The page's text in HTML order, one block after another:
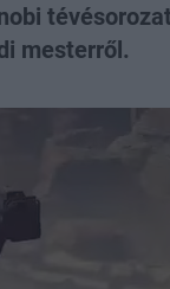
mesterről.